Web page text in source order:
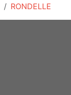
RONDELLE